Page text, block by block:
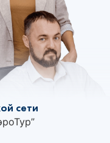
сети